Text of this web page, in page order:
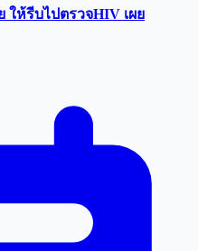
ให้รีบไปตรวจHIV เผย